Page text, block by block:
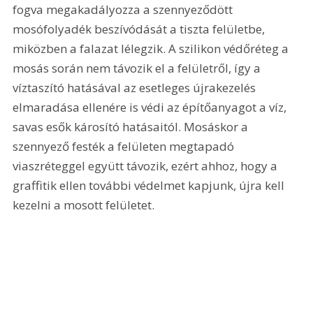
fogva megakadályozza a szennyeződött
mosófolyadék beszívódását a tiszta felületbe,
miközben a falazat lélegzik. A szilikon védőréteg a
mosás során nem távozik el a felületről, így a
víztaszító hatásával az esetleges újrakezelés
elmaradása ellenére is védi az építőanyagot a víz,
savas esők károsító hatásaitól. Mosáskor a
szennyező festék a felületen megtapadó
viaszréteggel együtt távozik, ezért ahhoz, hogy a
graffitik ellen további védelmet kapjunk, újra kell
kezelni a mosott felületet.